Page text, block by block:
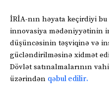
İRİA-nın həyata keçirdiyi
innovasiya mədəniyyətinin
düşüncəsinin təşviqinə və
gücləndirilməsinə xidmət
Dövlət satınalmalarının
üzərindən qəbul edilir.